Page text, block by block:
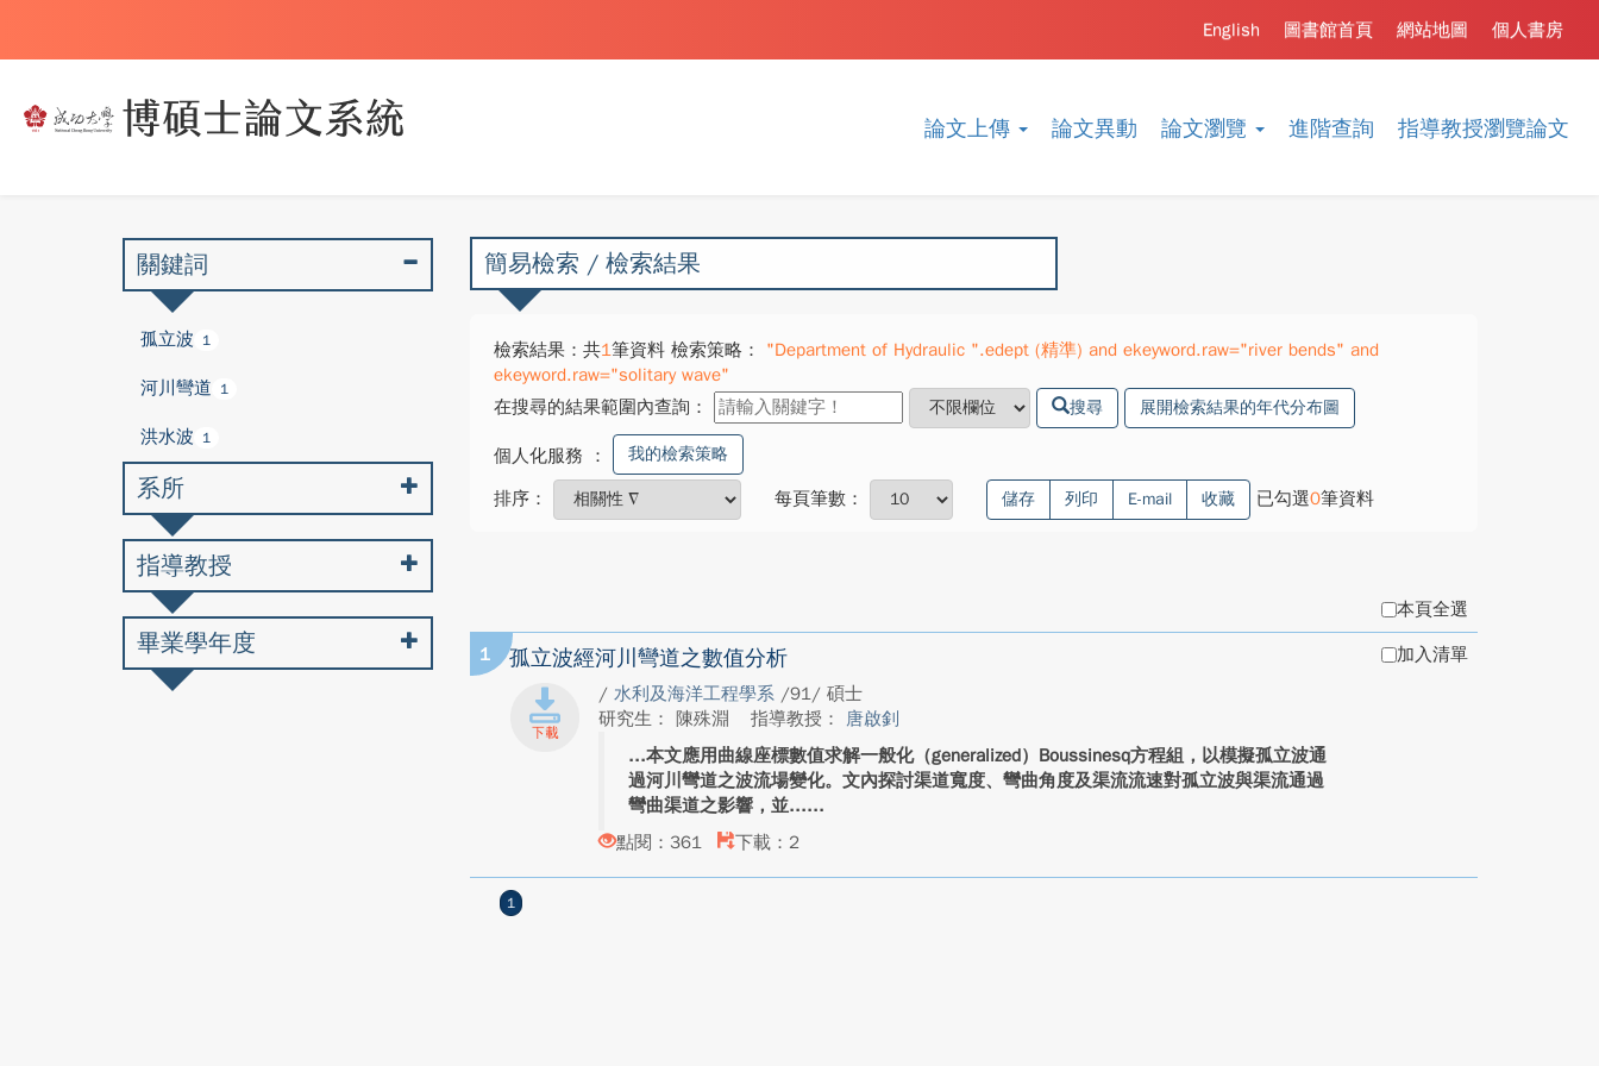
論文上傳 論文異動 論文瀏覽 進階查詢 指導教授瀏覽論文
個人書房
網站地圖
圖書館首頁
English
簡易檢索 / 檢索結果
檢索結果：共1筆資料 檢索策略：
"Department of Hydraulic ".edept (精準) and ekeyword.raw="river bends" and
ekeyword.raw="solitary wave"
在搜尋的結果範圍內查詢：
搜尋 展開檢索結果的年代分布圖
個人化服務 ： 我的檢索策略
排序： 每頁筆數： 儲存 列印 E-mail 收藏 已勾選0筆資料
本頁全選
1 孤立波經河川彎道之數值分析
/ 水利及海洋工程學系 /91/ 碩士
研究生： 陳殊淵
指導教授： 唐啟釗
本文應用曲線座標數值求解一般化（generalized）Boussinesq方程組，以模擬孤立波通
過河川彎道之波流場變化。文內探討渠道寬度、彎曲角度及渠流流速對孤立波與渠流通過
彎曲渠道之影響，並...
點閱：361
下載：2
加入清單
1
關鍵詞
孤立波 1
河川彎道 1
洪水波 1
系所
指導教授
畢業學年度